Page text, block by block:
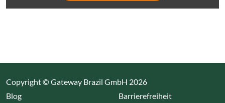
Copyright © Gateway Brazil GmbH 2026
Blog(Link öffnet einen neuen Tab)Barrierefreiheit